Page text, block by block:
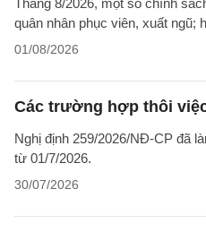
Tháng 8/2026, một số chính
quân nhân phục viên, xuất
01/08/2026
Các trường hợp thôi
Nghị định 259/2026/NĐ-CP đã
từ 01/7/2026.
30/07/2026